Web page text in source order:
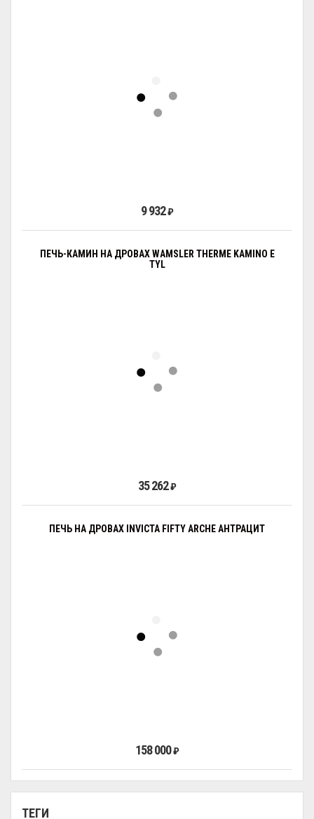
ТЕГИ
9 932₽
ПЕЧЬ-КАМИН НА ДРОВАХ WAMSLER THERME KAMINO E
TYL
35 262₽
ПЕЧЬ НА ДРОВАХ INVICTA FIFTY ARCHE АНТРАЦИТ
158 000₽